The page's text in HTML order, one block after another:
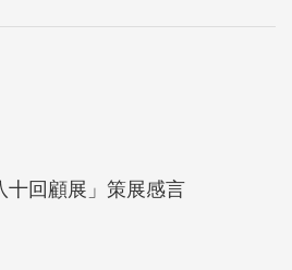
十回顧展」策展感言